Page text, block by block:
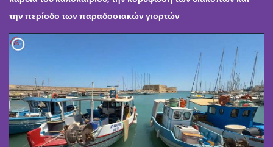
την περίοδο των παραδοσιακών γιορτών